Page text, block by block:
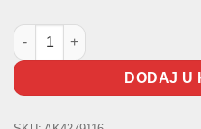
Prednji far Passat Xenon
DODAJ U